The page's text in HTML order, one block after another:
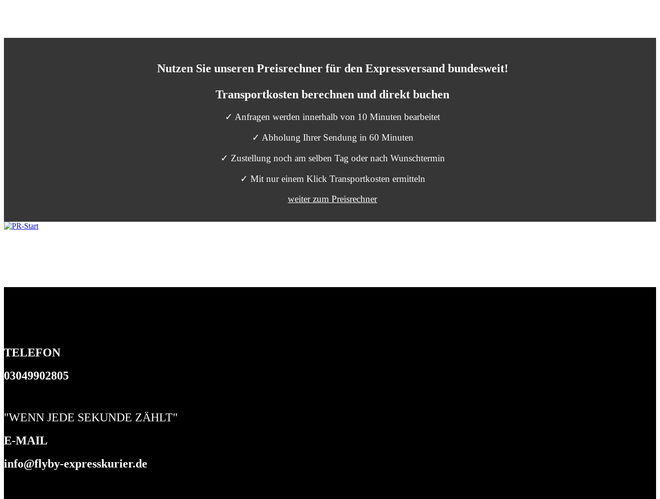
Nutzen Sie unseren Preisrechner für den Expressversand bundesweit!
Transportkosten berechnen und direkt buchen
✓ Anfragen werden innerhalb von 10 Minuten bearbeitet
✓ Abholung Ihrer Sendung in 60 Minuten
✓ Zustellung noch am selben Tag oder nach Wunschtermin
✓ Mit nur einem Klick Transportkosten ermitteln
weiter zum Preisrechner
TELEFON
03049902805
"WENN JEDE SEKUNDE ZÄHLT"
E-MAIL
info@flyby-expresskurier.de